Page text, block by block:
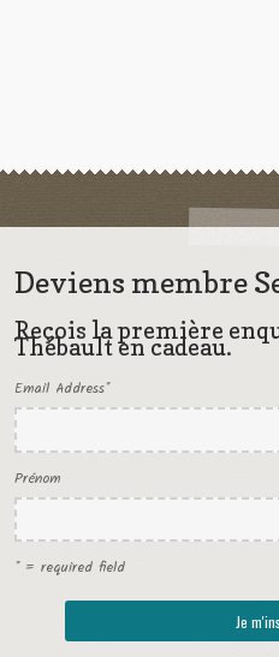
Deviens membre
Reçois la première
Thébault en cadeau.
Email Address*
Prénom
* = required field